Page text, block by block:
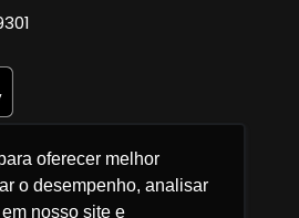
oferecer melhor
o desempenho, analisar
nosso site e